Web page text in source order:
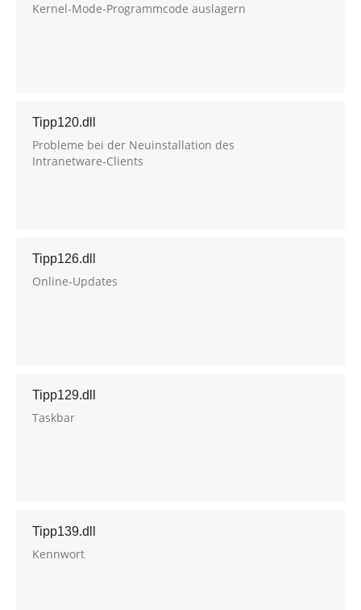
Kernel-Mode-Programmcode auslagern
Tipp120.dll
Probleme bei der Neuinstallation des
Intranetware-Clients
Tipp126.dll
Online-Updates
Tipp129.dll
Taskbar
Tipp139.dll
Kennwort